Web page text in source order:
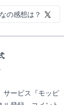
の感想は？
サービス『モッピ